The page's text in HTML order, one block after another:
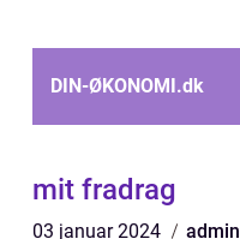
DIN-ØKONOMI.dk
mit fradrag
03 januar 2024 admin